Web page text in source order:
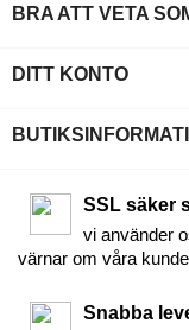
BRA ATT VETA
DITT KONTO
SSL säker
vi använder
värnar om våra
Snabba